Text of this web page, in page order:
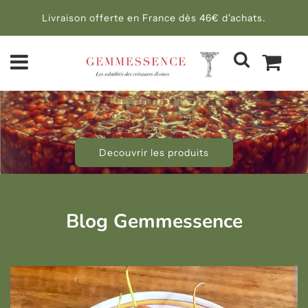
Livraison offerte en France dès 46€ d'achats.
Decouvrir les produits
Blog Gemmessence